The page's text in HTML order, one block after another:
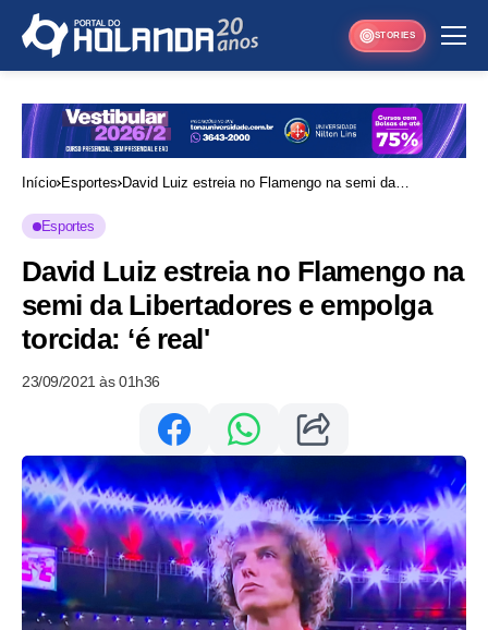
STORIES
Início Esportes David Luiz estreia no Flamengo na semi da
Esportes
David Luiz estreia no Flamengo na
semi da Libertadores e empolga
torcida: ‘é real'
23/09/2021 às 01h36